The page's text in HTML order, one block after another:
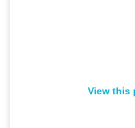
View this